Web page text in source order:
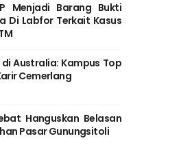
Menjadi Barang Bukti
Di Labfor Terkait Kasus
Australia: Kampus Top
Cemerlang
Hanguskan Belasan
Pasar Gunungsitoli